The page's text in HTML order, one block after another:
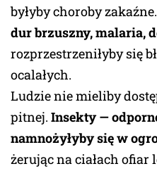
byłyby choroby zakaźne.
dur brzuszny, malaria,
rozprzestrzeniłyby się
ocalałych.
Ludzie nie mieliby
pitnej. Insekty —
namnożyłyby się w
żerując na ciałach ofiar